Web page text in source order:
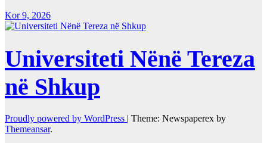
Kor 9, 2026
Universiteti Nënë Tereza
në Shkup
Proudly powered by WordPress | Theme: Newspaperex by
Themeansar.